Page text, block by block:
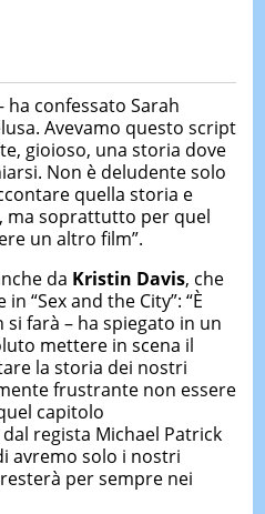
ha confessato Sarah
Avevamo questo script
gioioso, una storia dove
Non è deludente solo
quella storia e
ma soprattutto per quel
un altro film”.
da Kristin Davis, che
“Sex and the City”: “È
farà – ha spiegato in un
mettere in scena il
la storia dei nostri
frustrante non essere
capitolo
regista Michael Patrick
avremo solo i nostri
per sempre nei